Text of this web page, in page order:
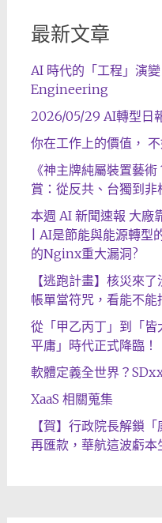
最新文章
AI 時代的「工程」演
Engineering
2026/05/29 AI轉型日
你在工作上的價值，
《神主牌純屬裝置藝
賞：從反共、台獨到非
本週 AI 新聞速報 大廠
| AI是節能與能源轉型
的Nginx重大漏洞?
【逃跑計畫】核災來
帳單當符咒，看能不能
從「甲乙丙丁」到「
平庸」時代正式降臨！
軟體定義全世界？
XaaS 相關蒐集
【賀】行政院長解鎖
再匯款，華航這波虧本